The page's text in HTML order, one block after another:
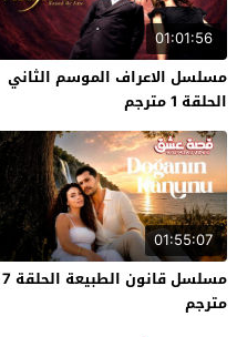
01:01:56
مسلسل الاعراف الموسم الثاني
الحلقة 1 مترجم
01:55:07
مسلسل قانون الطبيعة الحلقة 7
مترجم